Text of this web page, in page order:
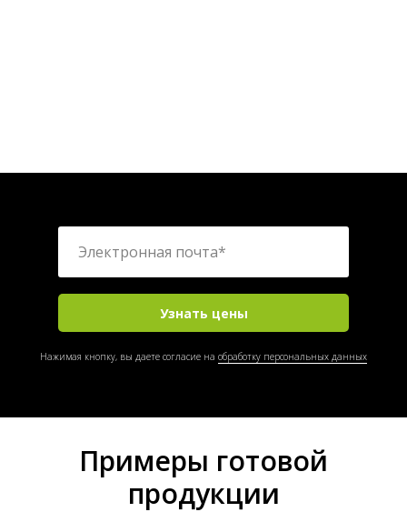
Узнать цены
Нажимая кнопку, вы даете согласие на обработку персональных данных
Примеры готовой
продукции